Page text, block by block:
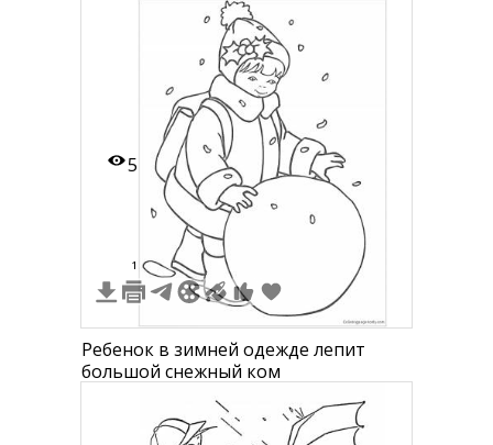
5
1
Ребенок в зимней одежде лепит
большой снежный ком